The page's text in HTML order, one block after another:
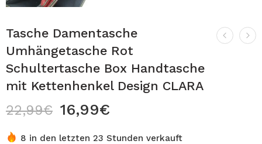
Tasche Damentasche
Umhängetasche Rot
Schultertasche Box Handtasche
mit Kettenhenkel Design CLARA
22,99€ 16,99€
8 in den letzten 23 Stunden verkauft